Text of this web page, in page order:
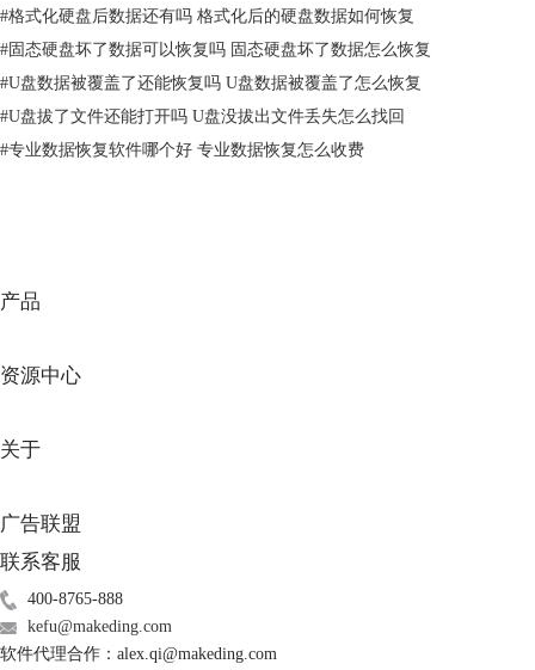
图2：带有T口的U盘
2、U盘的设计并不复杂，所有文件都保存在它的闪存颗粒中。对U盘的快
速格式化操作，一般只是修改了设备的文件索引，并没有擦除数据本体。
3、以我手里的U盘为例，在右键菜单中，我对它执行一次格式化操作。
#格式化硬盘后数据还有吗 格式化后的硬盘数据如何恢复
#固态硬盘坏了数据可以恢复吗 固态硬盘坏了数据怎么恢复
#U盘数据被覆盖了还能恢复吗 U盘数据被覆盖了怎么恢复
#U盘拔了文件还能打开吗 U盘没拔出文件丢失怎么找回
#专业数据恢复软件哪个好 专业数据恢复怎么收费
产品
资源中心
关于
广告联盟
联系客服
400-8765-888
kefu@makeding.com
软件代理合作：alex.qi@makeding.com